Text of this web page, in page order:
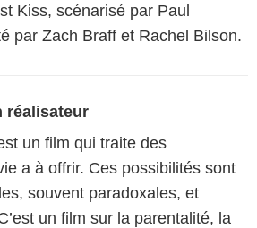
Kiss, scénarisé par Paul
par Zach Braff et Rachel Bilson.
réalisateur
un film qui traite des
a à offrir. Ces possibilités sont
souvent paradoxales, et
un film sur la parentalité, la